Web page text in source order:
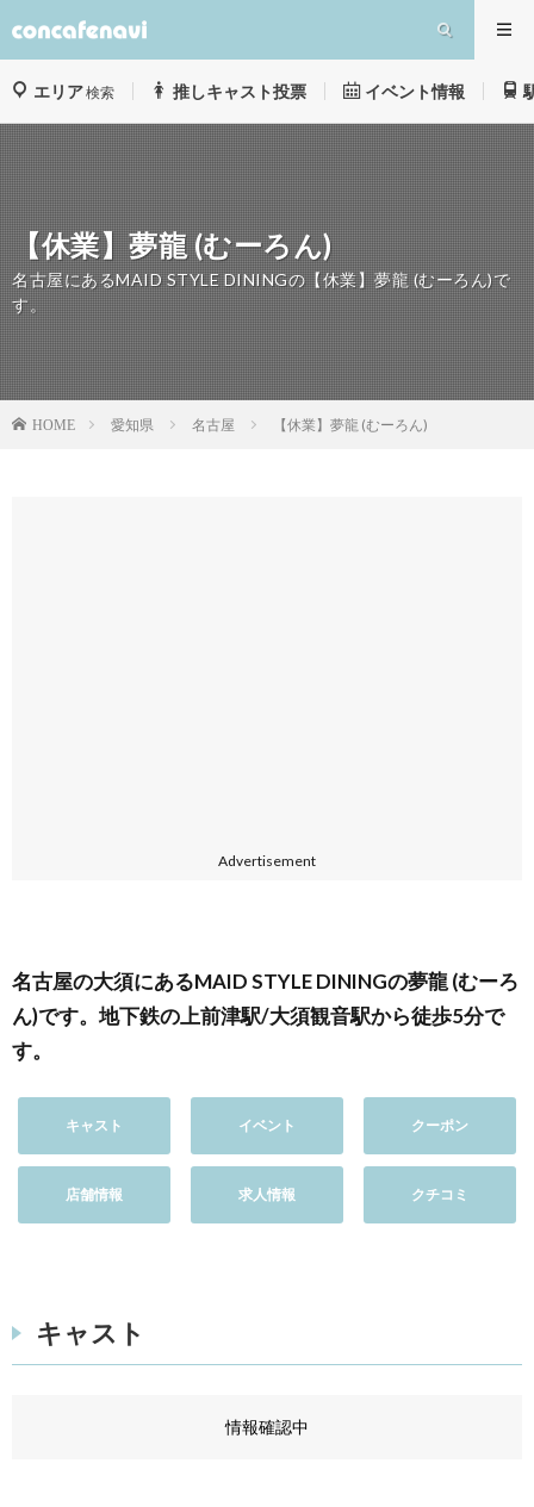
エリア検索 推しキャスト投票 イベント情報
【休業】夢龍 (むーろん)
名古屋にあるMAID STYLE DININGの【休業】夢龍 (むーろん)で
す。
HOME 愛知県 名古屋 【休業】夢龍 (むーろん)
Advertisement
名古屋の大須にあるMAID STYLE DININGの夢龍 (むーろ
ん)です。地下鉄の上前津駅/大須観音駅から徒歩5分で
す。
キャスト イベント クーポン
店舗情報 求人情報 クチコミ
キャスト
情報確認中